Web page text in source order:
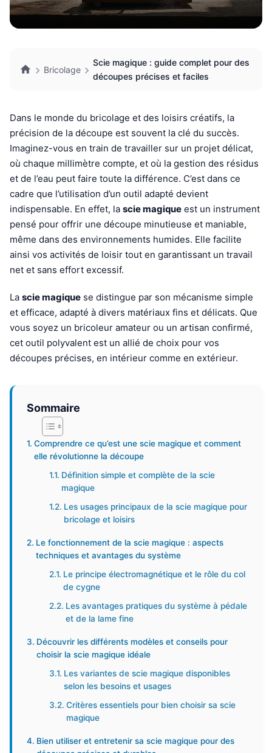
Bricolage
Scie magique : guide complet pour des
découpes précises et faciles
Dans le monde du bricolage et des loisirs créatifs, la
précision de la découpe est souvent la clé du succès.
Imaginez-vous en train de travailler sur un projet délicat,
où chaque millimètre compte, et où la gestion des résidus
et de l’eau peut faire toute la différence. C’est dans ce
cadre que l’utilisation d’un outil adapté devient
indispensable. En effet, la scie magique est un instrument
pensé pour offrir une découpe minutieuse et maniable,
même dans des environnements humides. Elle facilite
ainsi vos activités de loisir tout en garantissant un travail
net et sans effort excessif.
La scie magique se distingue par son mécanisme simple
et efficace, adapté à divers matériaux fins et délicats. Que
vous soyez un bricoleur amateur ou un artisan confirmé,
cet outil polyvalent est un allié de choix pour vos
découpes précises, en intérieur comme en extérieur.
Sommaire
Comprendre ce qu’est une scie magique et comment
elle révolutionne la découpe
Définition simple et complète de la scie
magique
Les usages principaux de la scie magique pour
bricolage et loisirs
Le fonctionnement de la scie magique : aspects
techniques et avantages du système
Le principe électromagnétique et le rôle du col
de cygne
Les avantages pratiques du système à pédale
et de la lame fine
Découvrir les différents modèles et conseils pour
choisir la scie magique idéale
Les variantes de scie magique disponibles
selon les besoins et usages
Critères essentiels pour bien choisir sa scie
magique
Bien utiliser et entretenir sa scie magique pour des